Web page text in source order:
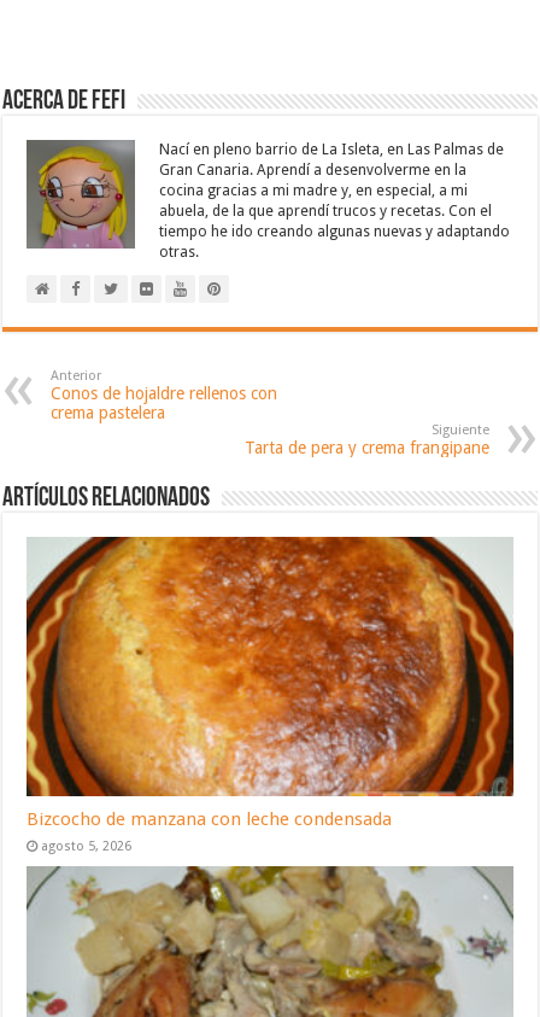
Acerca de Fefi
Nací en pleno barrio de La Isleta, en Las Palmas de
Gran Canaria. Aprendí a desenvolverme en la
cocina gracias a mi madre y, en especial, a mi
abuela, de la que aprendí trucos y recetas. Con el
tiempo he ido creando algunas nuevas y adaptando
otras.
Anterior
Conos de hojaldre rellenos con
crema pastelera
Siguiente
Tarta de pera y crema frangipane
Artículos relacionados
Bizcocho de manzana con leche condensada
agosto 5, 2026